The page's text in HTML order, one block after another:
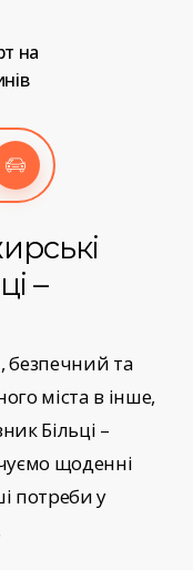
на
–
та
міста в інше,
Більці –
щоденні
потреби у